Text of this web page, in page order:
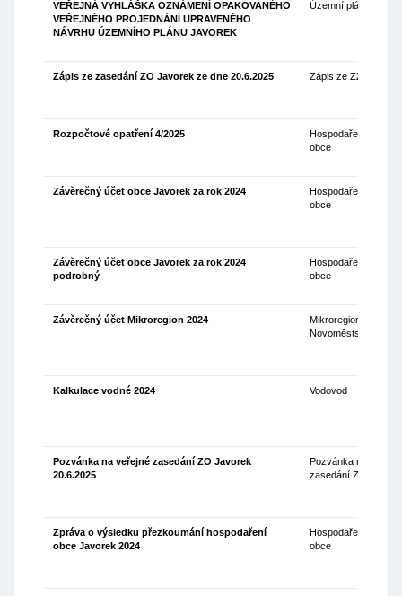
VEŘEJNÁ VYHLÁŠKA OZNÁMENÍ OPAKOVANÉHO
VEŘEJNÉHO PROJEDNÁNÍ UPRAVENÉHO
NÁVRHU ÚZEMNÍHO PLÁNU JAVOREK
Územní plán
Zápis ze zasedání ZO Javorek ze dne 20.6.2025 Zápis ze ZZO
Rozpočtové opatření 4/2025
Hospodaření
obce
Závěrečný účet obce Javorek za rok 2024
Hospodaření
obce
Závěrečný účet obce Javorek za rok 2024
podrobný
Hospodaření
obce
Závěrečný účet Mikroregion 2024
Mikroregion
Novoměstsko
Kalkulace vodné 2024 Vodovod
Pozvánka na veřejné zasedání ZO Javorek
20.6.2025
Pozvánka na
zasedání ZO
Zpráva o výsledku přezkoumání hospodaření
obce Javorek 2024
Hospodaření
obce